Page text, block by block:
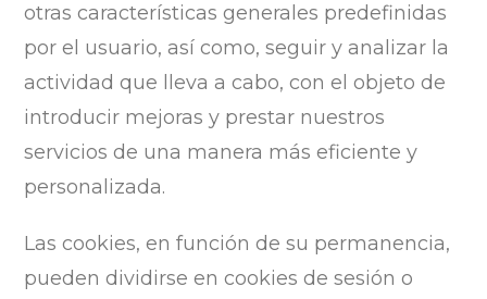
otras características generales predefinidas
por el usuario, así como, seguir y analizar la
actividad que lleva a cabo, con el objeto de
introducir mejoras y prestar nuestros
servicios de una manera más eficiente y
personalizada.
Las cookies, en función de su permanencia,
pueden dividirse en cookies de sesión o